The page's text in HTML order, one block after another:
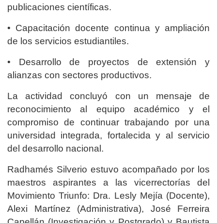
publicaciones científicas.
• Capacitación docente continua y ampliación
de los servicios estudiantiles.
• Desarrollo de proyectos de extensión y
alianzas con sectores productivos.
La actividad concluyó con un mensaje de
reconocimiento al equipo académico y el
compromiso de continuar trabajando por una
universidad integrada, fortalecida y al servicio
del desarrollo nacional.
Radhamés Silverio estuvo acompañado por los
maestros aspirantes a las vicerrectorías del
Movimiento Triunfo: Dra. Lesly Mejía (Docente),
Alexi Martínez (Administrativa), José Ferreira